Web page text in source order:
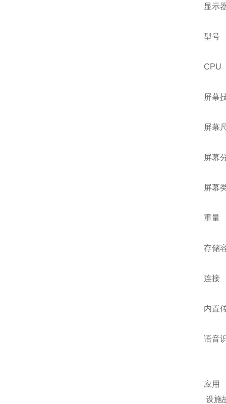
显示
型号
屏幕
屏幕
屏幕
屏幕
重量
存储
连接
内置
语音
应
设施